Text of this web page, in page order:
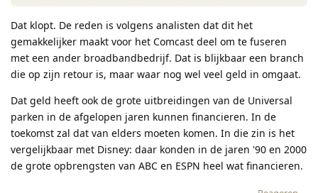
Dat klopt. De reden is volgens analisten dat dit het
gemakkelijker maakt voor het Comcast deel om te fuseren
met een ander broadbandbedrijf. Dat is blijkbaar een branch
die op zijn retour is, maar waar nog wel veel geld in omgaat.
Dat geld heeft ook de grote uitbreidingen van de Universal
parken in de afgelopen jaren kunnen financieren. In de
toekomst zal dat van elders moeten komen. In die zin is het
vergelijkbaar met Disney: daar konden in de jaren '90 en 2000
de grote opbrengsten van ABC en ESPN heel wat financieren.